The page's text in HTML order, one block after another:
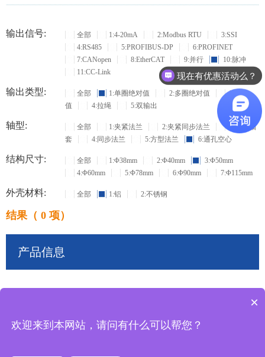
输出信号: 全部 1:4-20mA 2:Modbus RTU
3:SSI
4:RS485
5:PROFIBUS-DP
6:PROFINET
7:CANopen
8:EtherCAT 9:并行
10:脉冲
11:CC-Link
输出类型: 全部 1:单圈绝对值 2:多圈绝对值
3:增量
值
4:拉绳 5:双输出
轴型: 全部 1:夹紧法兰 2:夹紧同步法兰
3:盲孔轴
套
4:同步法兰 5:方型法兰 6:通孔空心
结构尺寸: 全部 1:Φ38mm 2:Φ40mm
3:Φ50mm
4:Φ60mm
5:Φ78mm 6:Φ90mm 7:Φ115mm
外壳材料: 全部 1:铝 2:不锈钢
结果（ 0 项）
产品信息
现在有优惠活动么？
×
欢迎来到本网站，请问有什么可以帮您？